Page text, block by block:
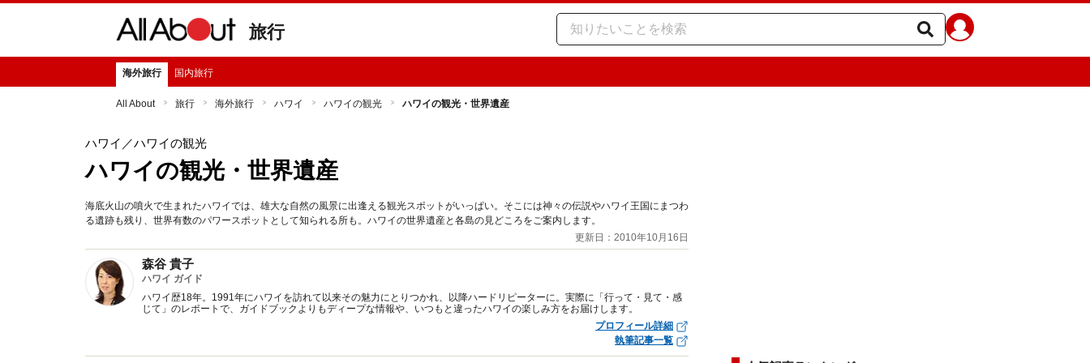
旅行
海外旅行 国内旅行
All About 旅行 海外旅行 ハワイ ハワイの観光 ハワイの観光・世界遺産
ハワイ ／ハワイの観光
ハワイの観光・世界遺産
海底火山の噴火で生まれたハワイでは、雄大な自然の風景に出逢える観光スポットがいっぱい。そこには神々の伝説やハワイ王国にまつわ
る遺跡も残り、世界有数のパワースポットとして知られる所も。ハワイの世界遺産と各島の見どころをご案内します。
更新日：2010年10月16日
森谷 貴子
ハワイ ガイド
ハワイ歴18年。1991年にハワイを訪れて以来その魅力にとりつかれ、以降ハードリピーターに。実際に「行って・見て・感
じて」のレポートで、ガイドブックよりもディープな情報や、いつもと違ったハワイの楽しみ方をお届けします。
プロフィール詳細
執筆記事一覧